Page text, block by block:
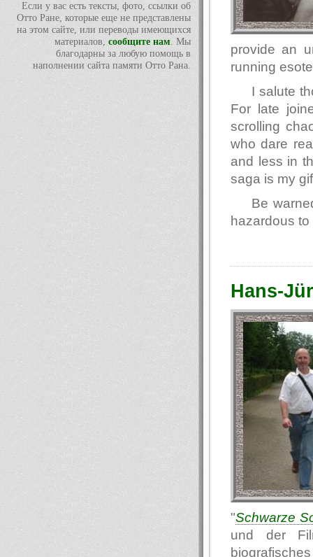
provide an
running
I salute
For late
scrolling
who dare
and less in
saga is my
Be
hazardous
Hans-
"Schwarze
und der
Если у вас есть тексты, фото, ссылки об
Отто Ране, которые еще не представлены
на этом сайте, или переводы имеющихся
материалов, сообщите нам. Мы
благодарны за любую помощь в
наполнении сайта памяти Отто Рана.